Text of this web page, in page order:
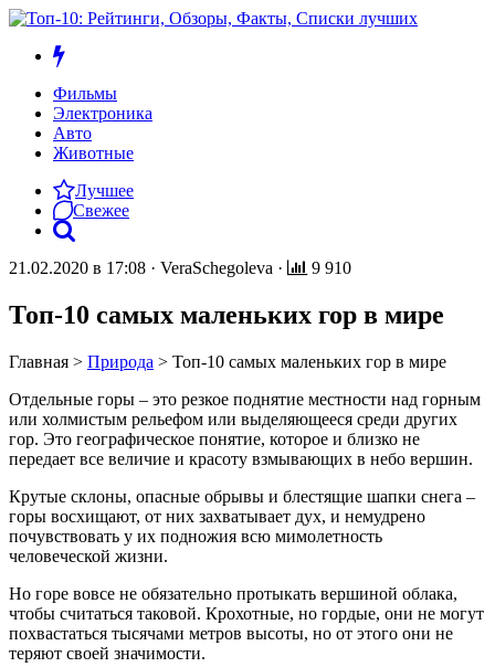
Фильмы
Электроника
Авто
Животные
Лучшее
Свежее
21.02.2020 в 17:08 · VeraSchegoleva · 9 910
Топ-10 самых маленьких гор в мире
Главная > Природа > Топ-10 самых маленьких гор в мире
Отдельные горы – это резкое поднятие местности над горным
или холмистым рельефом или выделяющееся среди других
гор. Это географическое понятие, которое и близко не
передает все величие и красоту взмывающих в небо вершин.
Крутые склоны, опасные обрывы и блестящие шапки снега –
горы восхищают, от них захватывает дух, и немудрено
почувствовать у их подножия всю мимолетность
человеческой жизни.
Но горе вовсе не обязательно протыкать вершиной облака,
чтобы считаться таковой. Крохотные, но гордые, они не могут
похвастаться тысячами метров высоты, но от этого они не
теряют своей значимости.